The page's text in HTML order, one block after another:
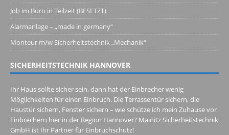
Job im Büro in Teilzeit (BESETZT)
Alarmanlage – „made in germany“
Monteur m/w Sicherheitstechnik „Mechanik“
SICHERHEITSTECHNIK HANNOVER
Ihr Haus sollte sicher sein, dann hat der Einbrecher wenig
Möglichkeiten für einen Einbruch. Die Terrassentür sichern, die
Haustür sichern, Fenster sichern – wie schütze ich mein Zuhause vor
Einbrechern hier in der Region Hannover? Mainitz Sicherheitstechnik
GmbH ist Ihr Partner für Einbruchschutz!